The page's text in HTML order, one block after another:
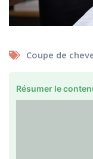
Coupe de
Résumer le